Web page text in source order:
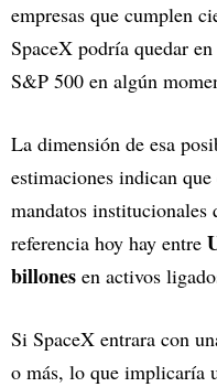
empresas que cumplen
SpaceX podría quedar
S&P 500 en algún
La dimensión de esa
estimaciones indican
mandatos
referencia hoy hay entre
billones en activos
Si SpaceX entrara con
o más, lo que implicaría